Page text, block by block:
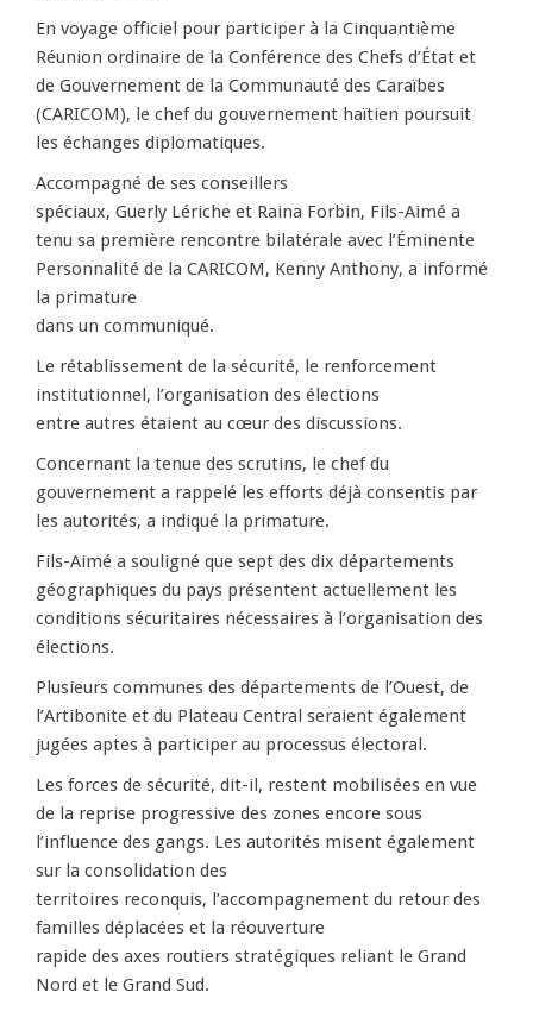
En voyage officiel pour participer à la Cinquantième
Réunion ordinaire de la Conférence des Chefs d’État et
de Gouvernement de la Communauté des Caraïbes
(CARICOM), le chef du gouvernement haïtien poursuit
les échanges diplomatiques.
Accompagné de ses conseillers
spéciaux, Guerly Lériche et Raina Forbin, Fils-Aimé a
tenu sa première rencontre bilatérale avec l’Éminente
Personnalité de la CARICOM, Kenny Anthony, a informé
la primature
dans un communiqué.
Le rétablissement de la sécurité, le renforcement
institutionnel, l’organisation des élections
entre autres étaient au cœur des discussions.
Concernant la tenue des scrutins, le chef du
gouvernement a rappelé les efforts déjà consentis par
les autorités, a indiqué la primature.
Fils-Aimé a souligné que sept des dix départements
géographiques du pays présentent actuellement les
conditions sécuritaires nécessaires à l’organisation des
élections.
Plusieurs communes des départements de l’Ouest, de
l’Artibonite et du Plateau Central seraient également
jugées aptes à participer au processus électoral.
Les forces de sécurité, dit-il, restent mobilisées en vue
de la reprise progressive des zones encore sous
l’influence des gangs. Les autorités misent également
sur la consolidation des
territoires reconquis, l’accompagnement du retour des
familles déplacées et la réouverture
rapide des axes routiers stratégiques reliant le Grand
Nord et le Grand Sud.